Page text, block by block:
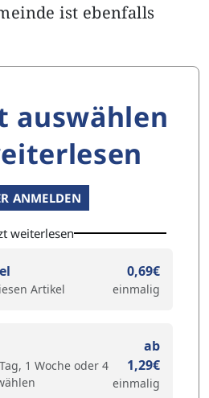
ist ebenfalls
auswählen
ANMELDEN
weiterlesen
Artikel
0,69€
einmalig
1 Woche oder 4
ab
1,29€
einmalig